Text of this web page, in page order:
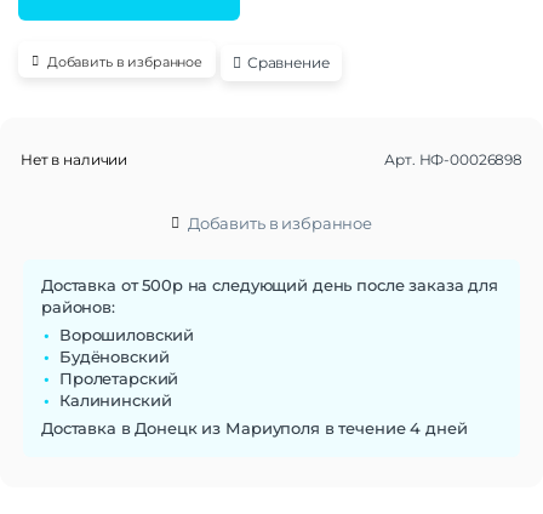
Добавить в избранное Сравнение
Нет в наличии Арт. НФ-00026898
Добавить в избранное
Доставка от 500р на следующий день после заказа для
районов:
Ворошиловский
Будёновский
Пролетарский
Калининский
Доставка в Донецк из Мариуполя в течение 4 дней